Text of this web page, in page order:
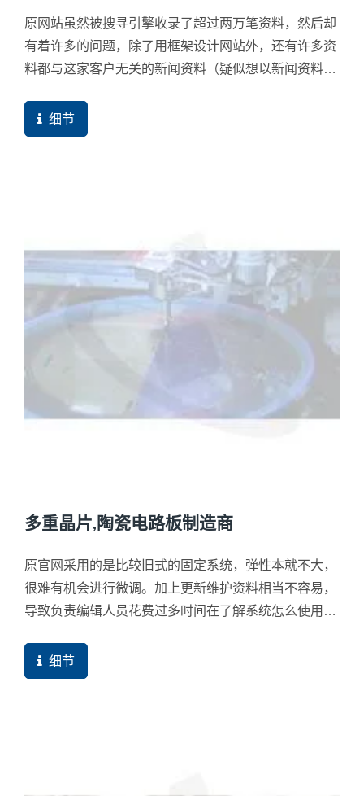
原网站虽然被搜寻引擎收录了超过两万笔资料，然后却
有着许多的问题，除了用框架设计网站外，还有许多资
料都与这家客户无关的新闻资料（疑似想以新闻资料来
分类，产品只有PDF...
细节
多重晶片,陶瓷电路板制造商
原官网采用的是比较旧式的固定系统，弹性本就不大，
很难有机会进行微调。加上更新维护资料相当不容易，
导致负责编辑人员花费过多时间在了解系统怎么使用而
细节